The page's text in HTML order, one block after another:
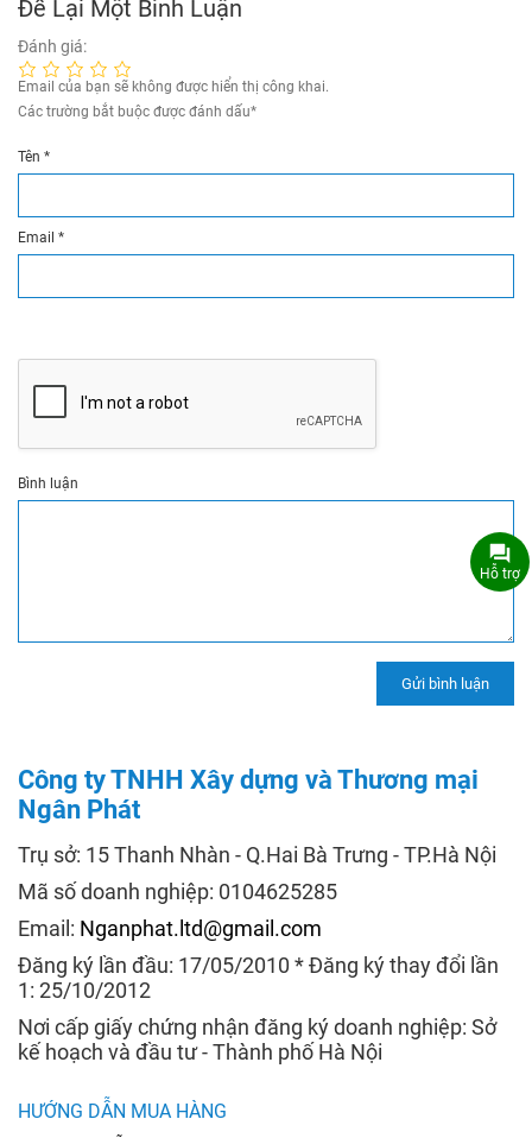
Để Lại Một Bình Luận
Đánh giá:
Email của bạn sẽ không được hiển thị công khai.
Các trường bắt buộc được đánh dấu*
Tên *
Email *
Bình luận
Công ty TNHH Xây dựng và Thương mại
Ngân Phát
Trụ sở: 15 Thanh Nhàn - Q.Hai Bà Trưng - TP.Hà Nội
Mã số doanh nghiệp: 0104625285
Email: Nganphat.ltd@gmail.com
Đăng ký lần đầu: 17/05/2010 * Đăng ký thay đổi lần
1: 25/10/2012
Nơi cấp giấy chứng nhận đăng ký doanh nghiệp: Sở
kế hoạch và đầu tư - Thành phố Hà Nội
HƯỚNG DẪN MUA HÀNG
Hỗ trợ